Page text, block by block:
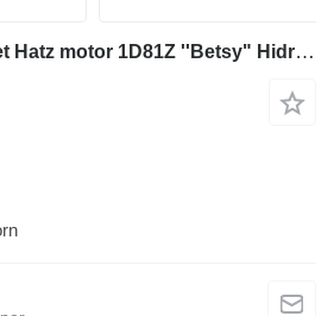
Hidrostal 100 GG met Hatz motor 1D81Z ''Betsy" Hidrostal ''Betsy'' Waterpo